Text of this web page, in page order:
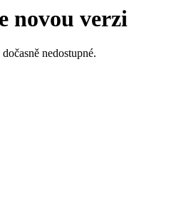
novou verzi
nedostupné.